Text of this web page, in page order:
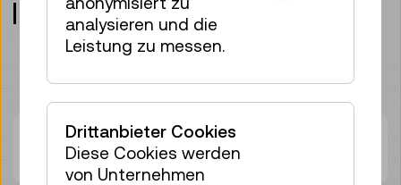
Veranstaltungsort: techLAB
Zurzeit stehen keine Termine zur
Verfügung.
analysieren und die
Leistung zu messen.
Drittanbieter Cookies
Diese Cookies werden
von Unternehmen